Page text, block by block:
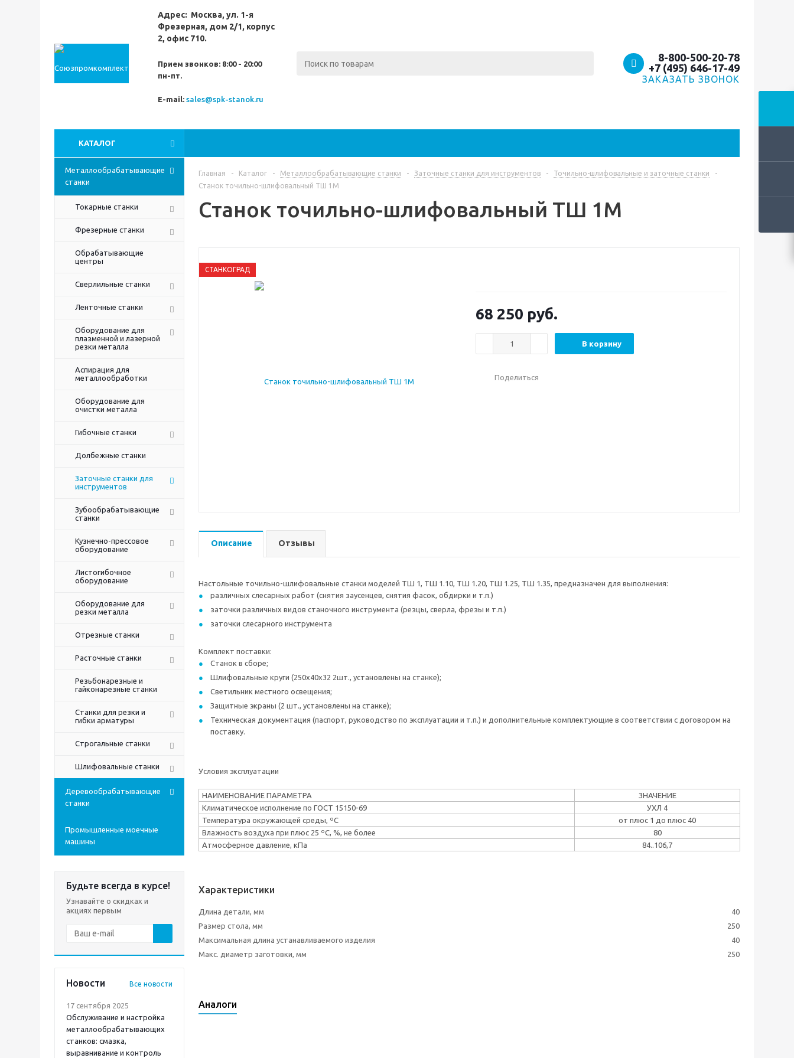
Адрес: Москва, ул. 1-я
Фрезерная, дом 2/1, корпус
2, офис 710.
Прием звонков: 8:00 - 20:00
пн-пт.
E-mail: sales@spk-stanok.ru
8-800-500-20-78
+7 (495) 646-17-49
ЗАКАЗАТЬ ЗВОНОК
КАТАЛОГ
Металлообрабатывающие
станки
Токарные станки
Фрезерные станки
Обрабатывающие
центры
Сверлильные станки
Ленточные станки
Оборудование для
плазменной и лазерной
резки металла
Аспирация для
металлообработки
Оборудование для
очистки металла
Гибочные станки
Долбежные станки
Заточные станки для
инструментов
Зубообрабатывающие
станки
Кузнечно-прессовое
оборудование
Листогибочное
оборудование
Оборудование для
резки металла
Отрезные станки
Расточные станки
Резьбонарезные и
гайконарезные станки
Станки для резки и
гибки арматуры
Строгальные станки
Шлифовальные станки
Деревообрабатывающие
станки
Промышленные моечные
машины
Будьте всегда в курсе!
Узнавайте о скидках и
акциях первым
Новости Все новости
17 сентября 2025
Обслуживание и настройка
металлообрабатывающих
станков: смазка,
выравнивание и контроль
Главная - Каталог - Металлообрабатывающие станки - Заточные станки для инструментов - Точильно-шлифовальные и заточные станки
-
Станок точильно-шлифовальный ТШ 1М
Станок точильно-шлифовальный ТШ 1М
СТАНКОГРАД
68 250 руб.
В корзину
Поделиться
Описание Отзывы
Настольные точильно-шлифовальные станки моделей ТШ 1, ТШ 1.10, ТШ 1.20, ТШ 1.25, ТШ 1.35, предназначен для выполнения:
различных слесарных работ (снятия заусенцев, снятия фасок, обдирки и т.п.)
заточки различных видов станочного инструмента (резцы, сверла, фрезы и т.п.)
заточки слесарного инструмента
Комплект поставки:
Станок в сборе;
Шлифовальные круги (250х40х32 2шт., установлены на станке);
Светильник местного освещения;
Защитные экраны (2 шт., установлены на станке);
Техническая документация (паспорт, руководство по эксплуатации и т.п.) и дополнительные комплектующие в соответствии с договором на
поставку.
Условия эксплуатации
НАИМЕНОВАНИЕ ПАРАМЕТРА
ЗНАЧЕНИЕ
Климатическое исполнение по ГОСТ 15150-69
УХЛ 4
Температура окружающей среды, ºС
от плюс 1 до плюс 40
Влажность воздуха при плюс 25 ºС, %, не более
80
Атмосферное давление, кПа
84..106,7
Характеристики
Длина детали, мм
40
Размер стола, мм
250
Максимальная длина устанавливаемого изделия
40
Макс. диаметр заготовки, мм
250
Аналоги